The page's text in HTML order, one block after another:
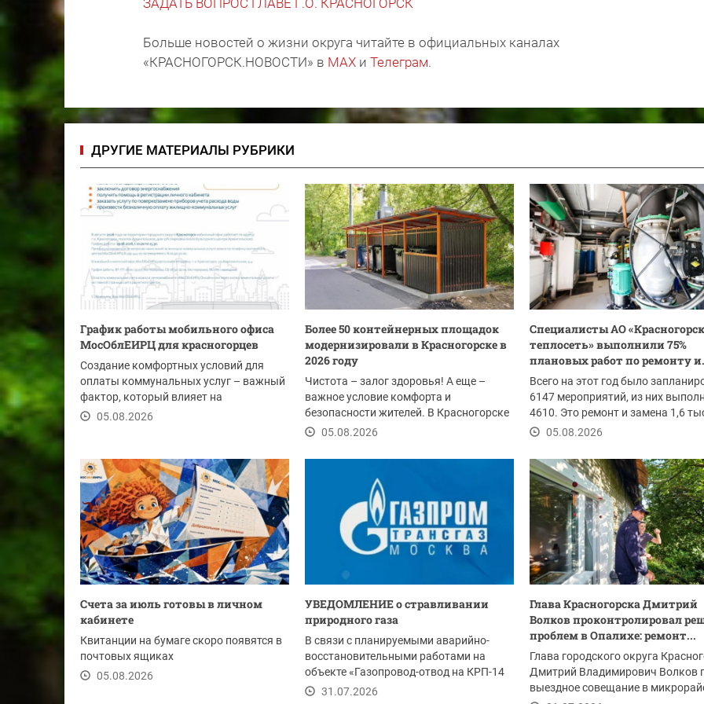
ЗАДАТЬ ВОПРОС ГЛАВЕ Г.О. КРАСНОГОРСК
Больше новостей о жизни округа читайте в официальных каналах
«КРАСНОГОРСК.НОВОСТИ» в MAX и Телеграм.
ДРУГИЕ МАТЕРИАЛЫ РУБРИКИ
График работы мобильного офиса
МосОблЕИРЦ для красногорцев
Создание комфортных условий для
оплаты коммунальных услуг – важный
фактор, который влияет на
своевременность...
05.08.2026
Более 50 контейнерных площадок
модернизировали в Красногорске в
2026 году
Чистота – залог здоровья! А еще –
важное условие комфорта и
безопасности жителей. В Красногорске
этим летом провели...
05.08.2026
Специалисты АО
теплосеть» выполнили 75%
плановых работ по ремонту
Всего на этот год было
6147 мероприятий, из них
4610. Это ремонт и замена 1,6
погонных...
05.08.2026
Счета за июль готовы в личном
кабинете
Квитанции на бумаге скоро появятся в
почтовых ящиках
05.08.2026
УВЕДОМЛЕНИЕ о стравливании
природного газа
В связи с планируемыми аварийно-
восстановительными работами на
объекте «Газопровод-отвод на КРП-14
Ду-1020 мм 2-я...
31.07.2026
Глава Красногорска Дмитрий
Волков проконтролировал
проблем в Опалихе: ремонт...
Глава городского округа
Дмитрий Владимирович Волков
выездное совещание в